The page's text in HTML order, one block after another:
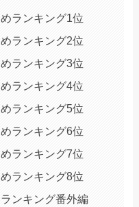
ランキング1位
ランキング2位
ランキング3位
ランキング4位
ランキング5位
ランキング6位
ランキング7位
ランキング8位
ンキング番外編